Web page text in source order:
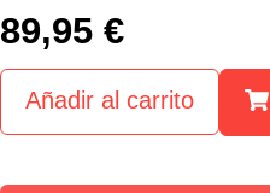
89,95 €
Añadir al carrito